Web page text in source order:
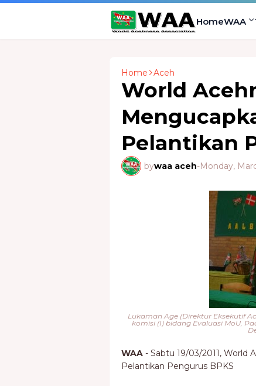
HomeWAA
Home Aceh
World
Pelantikan
bywaa aceh-Monday,
Lukaman Age (Direktur Eksekutif
komisi (I) bidang Evaluasi MoU,
WAA - Sabtu 19/03/2011, World
Pelantikan Pengurus BPKS